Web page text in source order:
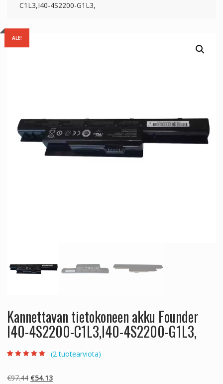
C1L3,I40-4S2200-G1L3,
ALE!
Kannettavan tietokoneen akku Founder
I40-4S2200-C1L3,I40-4S2200-G1L3,
asiakkaan
(2tuotearviota)
€97.44 Alkuperäinen
€54.13Nykyinen